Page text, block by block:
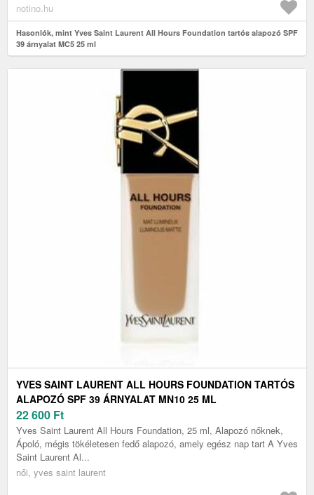
notino.hu
Hasonlók, mint Yves Saint Laurent All Hours Foundation tartós alapozó SPF
39 árnyalat MC5 25 ml
YVES SAINT LAURENT ALL HOURS FOUNDATION TARTÓS
ALAPOZÓ SPF 39 ÁRNYALAT MN10 25 ML
22 600 Ft
Yves Saint Laurent All Hours Foundation, 25 ml, Alapozó nőknek,
Ápoló, mégis tökéletesen fedő alapozó, amely egész nap tart A Yves
Saint Laurent Al...
női, yves saint laurent